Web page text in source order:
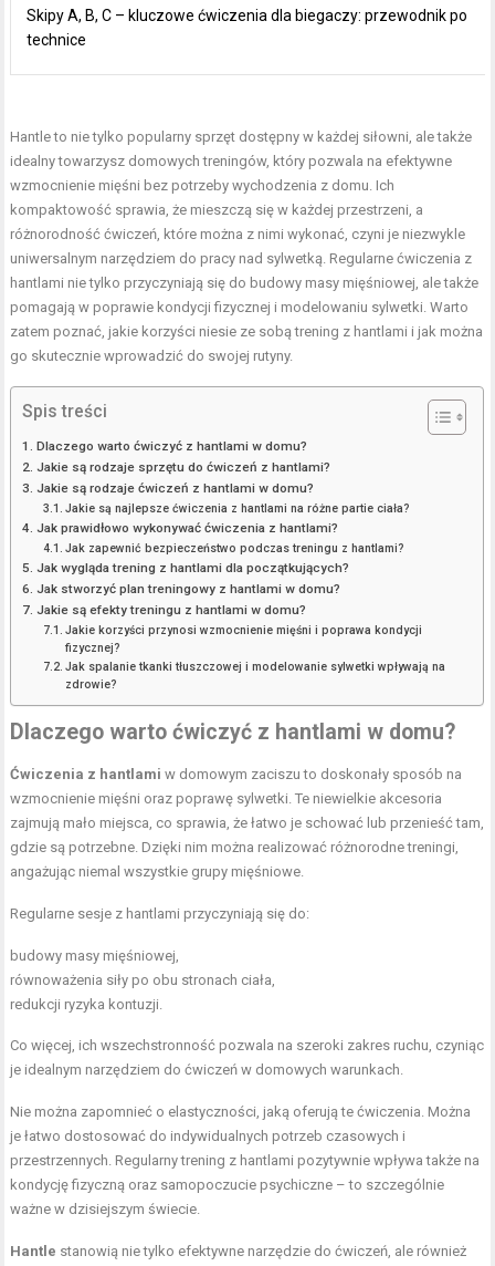
Skipy A, B, C – kluczowe ćwiczenia dla biegaczy: przewodnik po
technice
Hantle to nie tylko popularny sprzęt dostępny w każdej siłowni, ale także
idealny towarzysz domowych treningów, który pozwala na efektywne
wzmocnienie mięśni bez potrzeby wychodzenia z domu. Ich
kompaktowość sprawia, że mieszczą się w każdej przestrzeni, a
różnorodność ćwiczeń, które można z nimi wykonać, czyni je niezwykle
uniwersalnym narzędziem do pracy nad sylwetką. Regularnećwiczenia z
hantlami nie tylko przyczyniają się do budowy masy mięśniowej, ale także
pomagają w poprawie kondycji fizycznej i modelowaniu sylwetki. Warto
zatem poznać, jakie korzyści niesie ze sobą trening z hantlami i jak można
go skutecznie wprowadzić do swojej rutyny.
Spis treści
Dlaczego warto ćwiczyć z hantlami w domu?
Jakie są rodzaje sprzętu do ćwiczeń z hantlami?
Jakie są rodzaje ćwiczeń z hantlami w domu?
Jakie są najlepsze ćwiczenia z hantlami na różne partie ciała?
Jak prawidłowo wykonywać ćwiczenia z hantlami?
Jak zapewnić bezpieczeństwo podczas treningu z hantlami?
Jak wygląda trening z hantlami dla początkujących?
Jak stworzyć plan treningowy z hantlami w domu?
Jakie są efekty treningu z hantlami w domu?
Jakie korzyści przynosi wzmocnienie mięśni i poprawa kondycji
fizycznej?
Jak spalanie tkanki tłuszczowej i modelowanie sylwetki wpływają na
zdrowie?
Dlaczego warto ćwiczyć z hantlami w domu?
Ćwiczenia z hantlami w domowym zaciszu to doskonały sposób na
wzmocnienie mięśni oraz poprawę sylwetki. Te niewielkie akcesoria
zajmują mało miejsca, co sprawia, że łatwo je schować lub przenieść tam,
gdzie są potrzebne. Dzięki nim można realizować różnorodne treningi,
angażując niemal wszystkie grupy mięśniowe.
Regularne sesje z hantlami przyczyniają się do:
budowy masy mięśniowej,
równoważenia siły po obu stronach ciała,
redukcji ryzyka kontuzji.
Co więcej, ich wszechstronność pozwala na szeroki zakres ruchu, czyniąc
je idealnym narzędziem do ćwiczeń w domowych warunkach.
Nie można zapomnieć o elastyczności, jaką oferują te ćwiczenia. Można
je łatwo dostosować do indywidualnych potrzeb czasowych i
przestrzennych. Regularny trening z hantlami pozytywnie wpływa także na
kondycję fizyczną oraz samopoczucie psychiczne – to szczególnie
ważne w dzisiejszym świecie.
Hantle stanowią nie tylko efektywne narzędzie do ćwiczeń, ale również